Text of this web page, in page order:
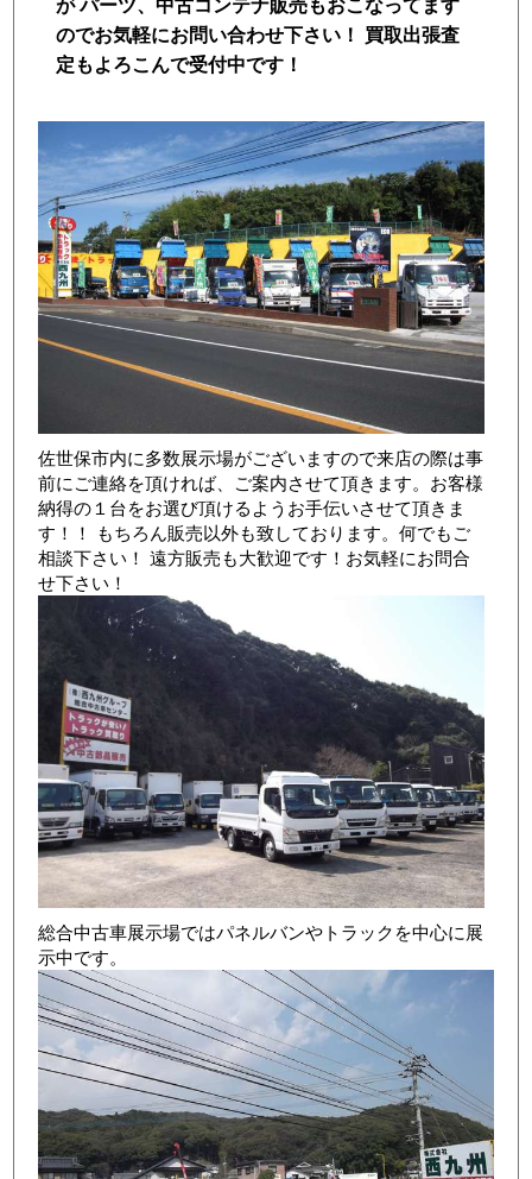
が パーツ、中古コンテナ販売もおこなってます
のでお気軽にお問い合わせ下さい！ 買取出張査
定もよろこんで受付中です！
佐世保市内に多数展示場がございますので来店の際は事
前にご連絡を頂ければ、ご案内させて頂きます。お客様
納得の１台をお選び頂けるようお手伝いさせて頂きま
す！！ もちろん販売以外も致しております。何でもご
相談下さい！ 遠方販売も大歓迎です！お気軽にお問合
せ下さい！
店舗写真3
総合中古車展示場ではパネルバンやトラックを中心に展
示中です。
店舗写真4